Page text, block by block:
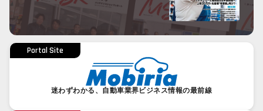
Portal Site
迷わずわかる、自動車業界ビジネス情報の最前線